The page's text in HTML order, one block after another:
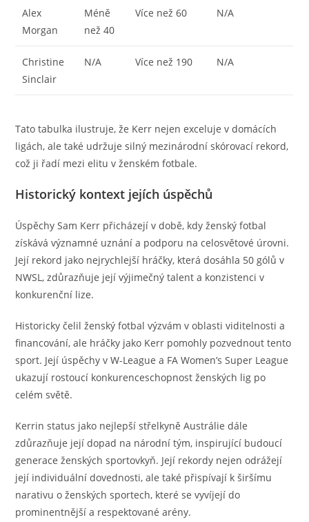
Alex
Morgan
Méně
než 40
Více než 60 N/A
Christine
Sinclair
N/A Více než 190 N/A
Tato tabulka ilustruje, že Kerr nejen exceluje v domácích
ligách, ale také udržuje silný mezinárodní skórovací rekord,
což ji řadí mezi elitu v ženském fotbale.
Historický kontext jejích úspěchů
Úspěchy Sam Kerr přicházejí v době, kdy ženský fotbal
získává významné uznání a podporu na celosvětové úrovni.
Její rekord jako nejrychlejší hráčky, která dosáhla 50 gólů v
NWSL, zdůrazňuje její výjimečný talent a konzistenci v
konkurenční lize.
Historicky čelil ženský fotbal výzvám v oblasti viditelnosti a
financování, ale hráčky jako Kerr pomohly pozvednout tento
sport. Její úspěchy v W-League a FA Women’s Super League
ukazují rostoucí konkurenceschopnost ženských lig po
celém světě.
Kerrin status jako nejlepší střelkyně Austrálie dále
zdůrazňuje její dopad na národní tým, inspirující budoucí
generace ženských sportovkyň. Její rekordy nejen odrážejí
její individuální dovednosti, ale také přispívají k širšímu
narativu o ženských sportech, které se vyvíjejí do
prominentnější a respektované arény.